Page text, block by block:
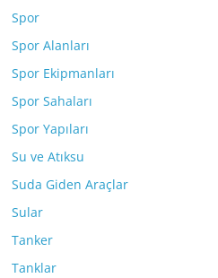
Spor
Spor Alanları
Spor Ekipmanları
Spor Sahaları
Spor Yapıları
Su ve Atıksu
Suda Giden Araçlar
Sular
Tanker
Tanklar